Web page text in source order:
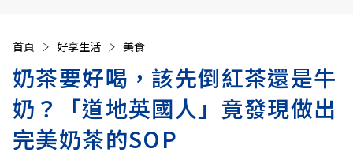
首頁 好享生活 美食
奶茶要好喝，該先倒紅茶還是牛
奶？「道地英國人」竟發現做出
完美奶茶的SOP